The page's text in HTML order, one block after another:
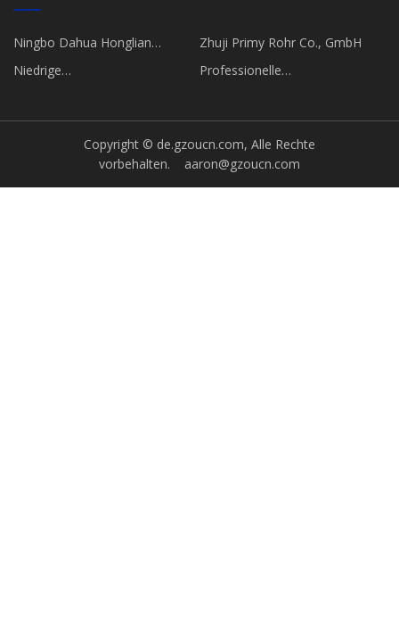
Ningbo Dahua Honglian
Schleifscheibe Co., Ltd.
Zhuji Primy Rohr Co., GmbH
Niedrige
Professionelle
Copyright © de.gzoucn.com, Alle Rechte
vorbehalten. aaron@gzoucn.com